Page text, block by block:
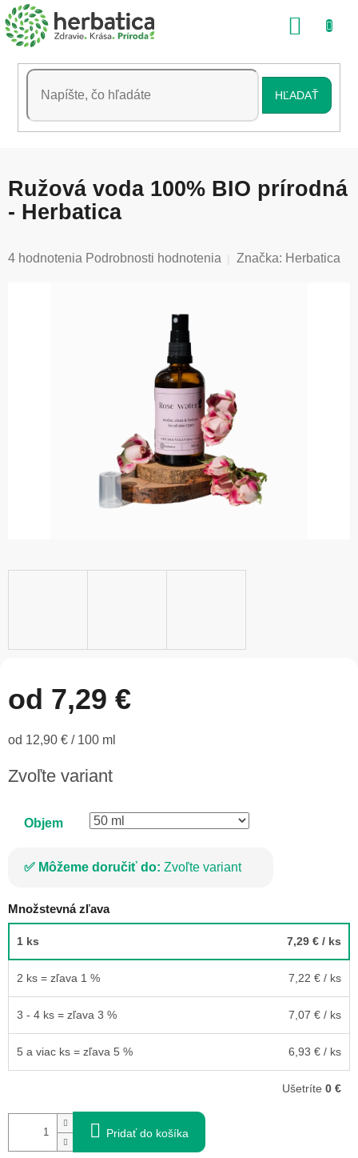
Prejsť
na
obsah
HĽADAŤ
Ružová voda 100% BIO prírodná
- Herbatica
Priemerné
4 hodnotenia Podrobnosti hodnotenia Značka: Herbatica
od 7,29 €
Jednotková
od 12,90 € / 100 ml
Zvoľte variant
Objem
Môžeme doručiť do: Zvoľte variant
Množstevná zľava
1 ks 7,29 € / ks
2 ks = zľava 1 % 7,22 € / ks
3 - 4 ks = zľava 3 % 7,07 € / ks
5 a viac ks = zľava 5 % 6,93 € / ks
Ušetríte 0 €
Pridať do košíka